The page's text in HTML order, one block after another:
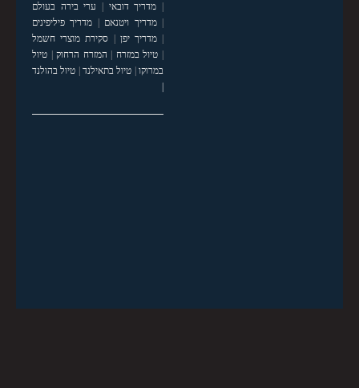
מדריך דובאי
ערי בירה בעולם
|מדריך ויטנאם
מדריך פיליפינים
|מדריך יפן
סקירת מוצרי חשמל
טיול במזרח המזרח הרחוק| טיול
במרוקו| טיול בתאילנד| טיול בהולנד